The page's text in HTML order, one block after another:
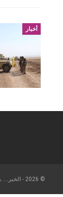
أخبار
© 2026 - الخبر.....بكل شفافية. All Rights Reserved.